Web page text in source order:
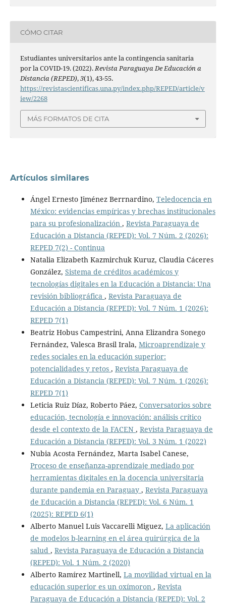
CÓMO CITAR
Estudiantes universitarios ante la contingencia sanitaria
por la COVID-19. (2022).Revista Paraguaya De Educación a
Distancia (REPED),3(1), 43-55.
https://revistascientificas.una.py/index.php/REPED/article/v
iew/2268
MÁS FORMATOS DE CITA
Artículos similares
Ángel Ernesto Jiménez Berrnardino, Teledocencia en
México: evidencias empíricas y brechas institucionales
para su profesionalización , Revista Paraguaya de
Educación a Distancia (REPED): Vol. 7 Núm. 2 (2026):
REPED 7(2) - Continua
Natalia Elizabeth Kazmirchuk Kuruz, Claudia Cáceres
González, Sistema de créditos académicos y
tecnologías digitales en la Educación a Distancia: Una
revisión bibliográfica , Revista Paraguaya de
Educación a Distancia (REPED): Vol. 7 Núm. 1 (2026):
REPED 7(1)
Beatriz Hobus Campestrini, Anna Elizandra Sonego
Fernández, Valesca Brasil Irala, Microaprendizaje y
redes sociales en la educación superior:
potencialidades y retos , Revista Paraguaya de
Educación a Distancia (REPED): Vol. 7 Núm. 1 (2026):
REPED 7(1)
Leticia Ruiz Díaz, Roberto Páez, Conversatorios sobre
educación, tecnología e innovación: análisis crítico
desde el contexto de la FACEN , Revista Paraguaya de
Educación a Distancia (REPED): Vol. 3 Núm. 1 (2022)
Nubia Acosta Fernández, Marta Isabel Canese,
Proceso de enseñanza-aprendizaje mediado por
herramientas digitales en la docencia universitaria
durante pandemia en Paraguay , Revista Paraguaya
de Educación a Distancia (REPED): Vol. 6 Núm. 1
(2025): REPED 6(1)
Alberto Manuel Luis Vaccarelli Miguez, La aplicación
de modelos b-learning en el área quirúrgica de la
salud , Revista Paraguaya de Educación a Distancia
(REPED): Vol. 1 Núm. 2 (2020)
Alberto Ramírez Martinell, La movilidad virtual en la
educación superior es un oxímoron , Revista
Paraguaya de Educación a Distancia (REPED): Vol. 2